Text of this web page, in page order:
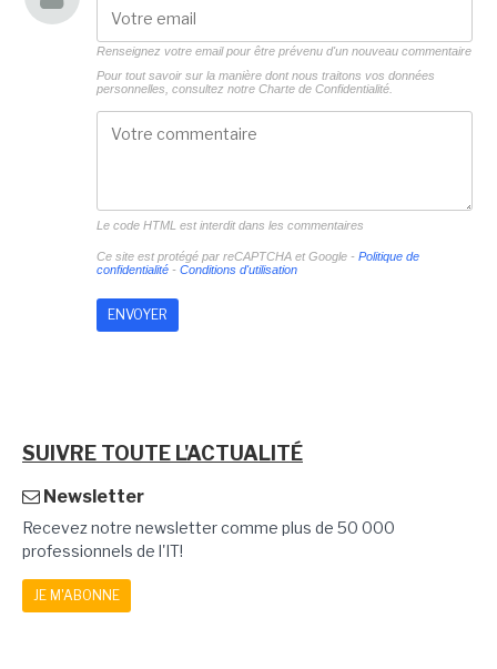
Renseignez votre email pour être prévenu d'un nouveau commentaire
Pour tout savoir sur la manière dont nous traitons vos données
personnelles, consultez notre Charte de Confidentialité.
Le code HTML est interdit dans les commentaires
Ce site est protégé par reCAPTCHA et Google - Politique de
confidentialité- Conditions d'utilisation
SUIVRE TOUTE L'ACTUALITÉ
Newsletter
Recevez notre newsletter comme plus de 50 000
professionnels de l'IT!
JE M'ABONNE